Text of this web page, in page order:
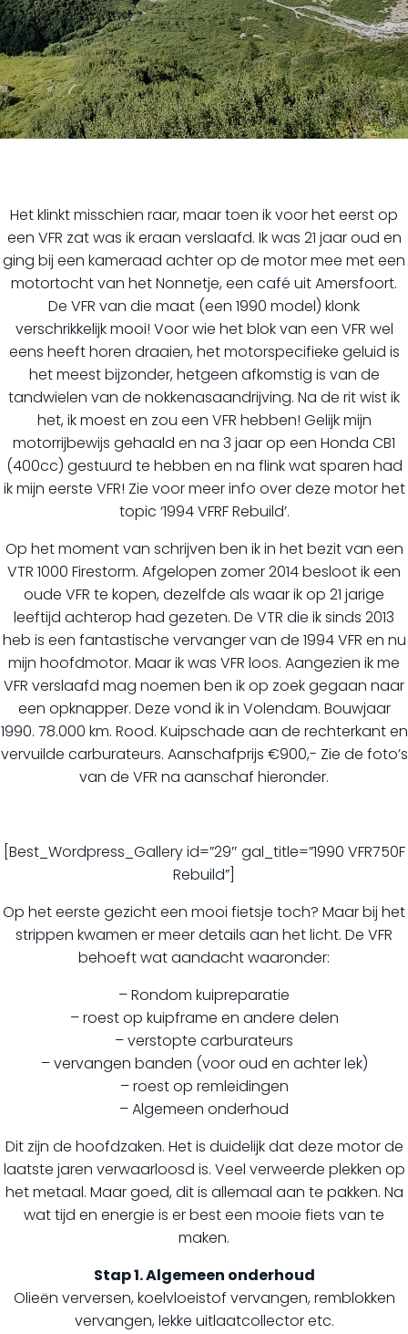
Het klinkt misschien raar, maar toen ik voor het eerst op
een VFR zat was ik eraan verslaafd. Ik was 21 jaar oud en
ging bij een kameraad achter op de motor mee met een
motortocht van het Nonnetje, een café uit Amersfoort.
De VFR van die maat (een 1990 model) klonk
verschrikkelijk mooi! Voor wie het blok van een VFR wel
eens heeft horen draaien, het motorspecifieke geluid is
het meest bijzonder, hetgeen afkomstig is van de
tandwielen van de nokkenasaandrijving. Na de rit wist ik
het, ik moest en zou een VFR hebben! Gelijk mijn
motorrijbewijs gehaald en na 3 jaar op een Honda CB1
(400cc) gestuurd te hebben en na flink wat sparen had
ik mijn eerste VFR! Zie voor meer info over deze motor het
topic ‘1994 VFRF Rebuild’.
Op het moment van schrijven ben ik in het bezit van een
VTR 1000 Firestorm. Afgelopen zomer 2014 besloot ik een
oude VFR te kopen, dezelfde als waar ik op 21 jarige
leeftijd achterop had gezeten. De VTR die ik sinds 2013
heb is een fantastische vervanger van de 1994 VFR en nu
mijn hoofdmotor. Maar ik was VFR loos. Aangezien ik me
VFR verslaafd mag noemen ben ik op zoek gegaan naar
een opknapper. Deze vond ik in Volendam. Bouwjaar
1990. 78.000 km. Rood. Kuipschade aan de rechterkant en
vervuilde carburateurs. Aanschafprijs €900,- Zie de foto’s
van de VFR na aanschaf hieronder.
[Best_Wordpress_Gallery id=”29″ gal_title=”1990 VFR750F
Rebuild”]
Op het eerste gezicht een mooi fietsje toch? Maar bij het
strippen kwamen er meer details aan het licht. De VFR
behoeft wat aandacht waaronder:
– Rondom kuipreparatie
– roest op kuipframe en andere delen
– verstopte carburateurs
– vervangen banden (voor oud en achter lek)
– roest op remleidingen
– Algemeen onderhoud
Dit zijn de hoofdzaken. Het is duidelijk dat deze motor de
laatste jaren verwaarloosd is. Veel verweerde plekken op
het metaal. Maar goed, dit is allemaal aan te pakken. Na
wat tijd en energie is er best een mooie fiets van te
maken.
Stap 1. Algemeen onderhoud
Olieën verversen, koelvloeistof vervangen, remblokken
vervangen, lekke uitlaatcollector etc.